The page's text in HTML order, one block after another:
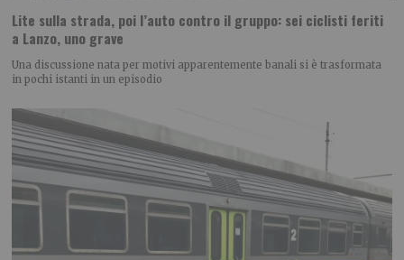
Lite sulla strada, poi l’auto contro il gruppo: sei ciclisti feriti
a Lanzo, uno grave
Una discussione nata per motivi apparentemente banali si è trasformata
in pochi istanti in un episodio